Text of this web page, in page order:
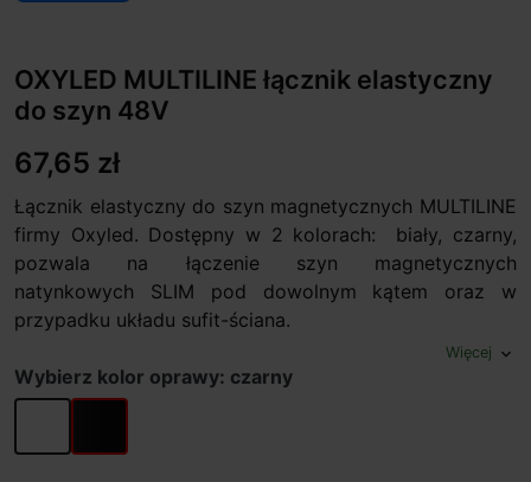
OXYLED MULTILINE łącznik elastyczny
do szyn 48V
67,65 zł
Łącznik elastyczny do szyn magnetycznych MULTILINE
firmy Oxyled. Dostępny w 2 kolorach: biały, czarny,
pozwala na łączenie szyn magnetycznych
natynkowych SLIM pod dowolnym kątem oraz w
przypadku układu sufit-ściana.
Więcej expand_more
Wybierz kolor oprawy: czarny
biały czarny